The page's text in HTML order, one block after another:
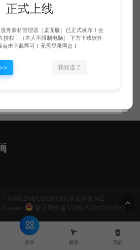
MANZHOUDONGHUA.CN & MZ
晋公网安备14082502000130号
菜单 教学 我的
正式上线
舟素材管理器（桌面版）已正式发布！会
授权！（本人不限制电脑） 下方下载软件
击下载即可！无需登录网盘！
我知道了